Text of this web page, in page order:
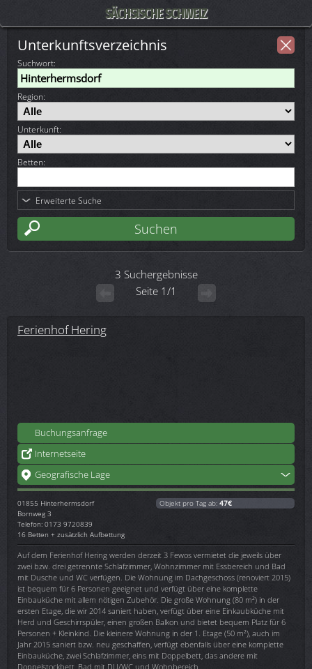
SÄCHSISCHE SCHWEIZ
Unterkunftsverzeichnis
Suchwort:
Region:
Unterkunft:
Betten:
Erweiterte Suche
3 Suchergebnisse
Seite 1/1
Ferienhof Hering
Buchungsanfrage
Internetseite
Geografische Lage
01855 Hinterhermsdorf
Bornweg 3
Telefon: 0173 9720839
16 Betten + zusätzlich Aufbettung
Objekt pro Tag ab: 47€
Auf dem Ferienhof Hering werden derzeit 3 Fewos vermietet die jeweils über
zwei bzw. drei getrennte Schlafzimmer, Wohnzimmer mit Essbereich und Bad
mit Dusche und WC verfügen. Die Wohnung im Dachgeschoss (renoviert 2015)
ist bequem für 6 Personen geeignet und verfügt über eine komplette
Einbauküche mit allem nötigen Zubehör. Die große Wohnung (80 m²) in der
ersten Etage, die wir 2014 saniert haben, verfügt über eine Einkaubküche mit
Herd und Geschirrspüler, einen großen Balkon und bietet bequem Platz für 6
Personen + Kleinkind. Die kleinere Wohnung in der 1. Etage (50 m²), auch im
Jahr 2015 saniert bzw. neu geschaffen, verfügt ebenfalls über eine komplette
Einbauküche, zwei Schlafzimmer, eins mit Doppelbett, das andere mit
Doppelstockbett, Bad mit DU/WC und Wohnbereich.